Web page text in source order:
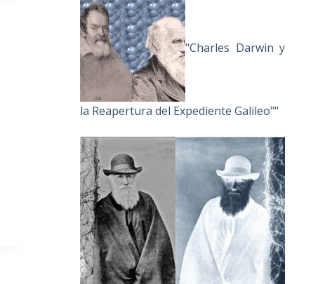
"Charles Darwin y
la Reapertura del Expediente Galileo""